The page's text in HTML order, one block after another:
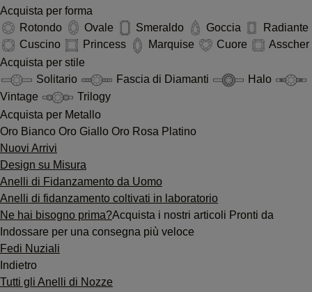
Acquista per forma
Rotondo
Ovale Smeraldo Goccia
Radiante
Cuscino
Princess Marquise Cuore
Asscher
Acquista per stile
Solitario
Fascia di Diamanti
Halo
Vintage
Trilogy
Acquista per Metallo
Oro Bianco Oro Giallo Oro Rosa Platino
Nuovi Arrivi
Design su Misura
Anelli di Fidanzamento da Uomo
Anelli di fidanzamento coltivati in laboratorio
Ne hai bisogno prima?Acquista i nostri articoli Pronti da
Indossare per una consegna più veloce
Fedi Nuziali
Indietro
Tutti gli Anelli di Nozze